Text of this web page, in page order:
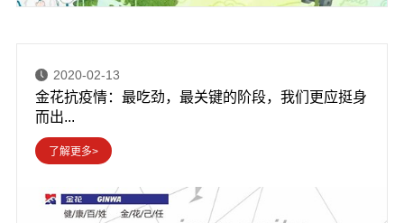
2020-02-13
金花抗疫情：最吃劲，最关键的阶段，我们更应挺身
而出...